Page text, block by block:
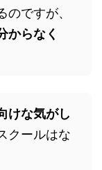
のですが、
からなく
けな気がし
クールはな